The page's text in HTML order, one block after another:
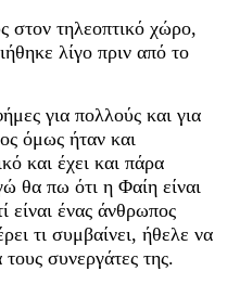
στον τηλεοπτικό χώρο,
λίγο πριν από το
για πολλούς και για
όμως ήταν και
και έχει και πάρα
θα πω ότι η Φαίη είναι
είναι ένας άνθρωπος
τι συμβαίνει, ήθελε να
τους συνεργάτες της.